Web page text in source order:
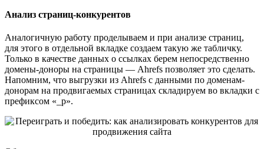
Анализ страниц-конкурентов
Аналогичную работу проделываем и при анализе страниц,
для этого в отдельной вкладке создаем такую же табличку.
Только в качестве данных о ссылках берем непосредственно
домены-доноры на страницы — Ahrefs позволяет это сделать.
Напомним, что выгрузки из Ahrefs с данными по доменам-
донорам на продвигаемых страницах складируем во вкладки с
префиксом «_p».